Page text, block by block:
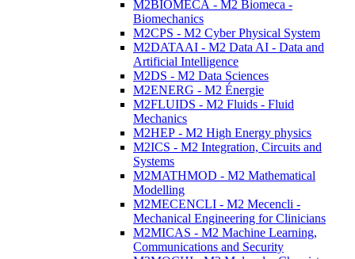
M2BIOMECA - M2 Biomeca -
Biomechanics
M2CPS - M2 Cyber Physical System
M2DATAAI - M2 Data AI - Data and
Artificial Intelligence
M2DS - M2 Data Sciences
M2ENERG - M2 Énergie
M2FLUIDS - M2 Fluids - Fluid
Mechanics
M2HEP - M2 High Energy physics
M2ICS - M2 Integration, Circuits and
Systems
M2MATHMOD - M2 Mathematical
Modelling
M2MECENCLI - M2 Mecencli -
Mechanical Engineering for Clinicians
M2MICAS - M2 Machine Learning,
Communications and Security